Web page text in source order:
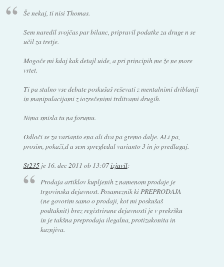
Še nekaj, ti nisi Thomas.
Sem naredil svojčas par bilanc, pripravil podatke za druge n se
učil za tretje.
Mogoče mi kdaj kak detajl uide, a pri principih me že ne more
vrtet.
Ti pa stalno vse debate poskušaš reševati z mentalnimi driblanji
in manipulacijami z iozrečenimi trditvami drugih.
Nima smisla tu na forumu.
Odloči se za varianto ena ali dva pa gremo dalje. ALi pa,
prosim, pokaži,d a sem spregledal varianto 3 in jo predlagaj.
St235je 16. dec 2011 ob 13:07izjavil:
Prodaja artiklov kupljenih z namenom prodaje je
trgovinska dejavnost. Posameznik ki PREPRODAJA
(ne govorim samo o prodaji, kot mi poskušaš
podtaknit) brez registrirane dejavnosti je v prekršku
in je takšna preprodaja ilegalna, protizakonita in
kaznjiva.